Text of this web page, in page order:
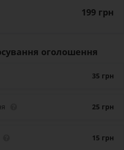
199 грн
оголошення
35 грн
25 грн
15 грн